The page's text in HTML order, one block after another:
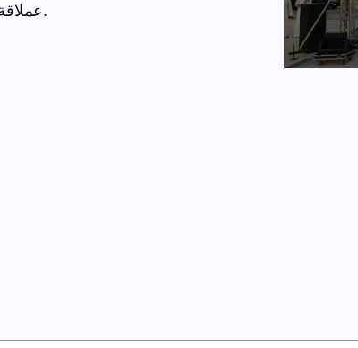
عملاقة مبهرة أبهرت الحضور، وإضاءة وصوت ولايزر أضافوا أجواء ساحرة.